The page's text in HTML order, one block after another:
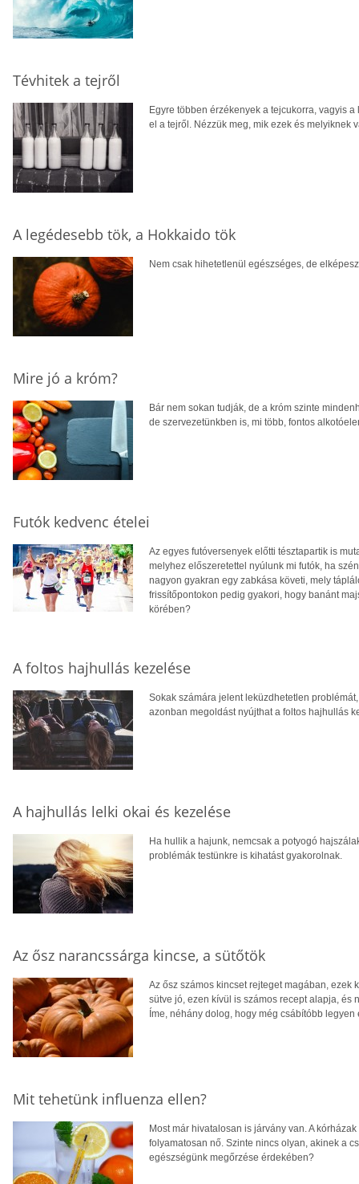
Tévhitek a tejről
Egyre többen érzékenyek a tejcukorra, vagyis
el a tejről. Nézzük meg, mik ezek és melyiknek
A legédesebb tök, a Hokkaido tök
Nem csak hihetetlenül egészséges, de
Mire jó a króm?
Bár nem sokan tudják, de a króm szinte
de szervezetünkben is, mi több, fontos
Futók kedvenc ételei
Az egyes futóversenyek előtti tésztapartik is
melyhez előszeretettel nyúlunk mi futók, ha
nagyon gyakran egy zabkása követi, mely
frissítőpontokon pedig gyakori, hogy banánt
körében?
A foltos hajhullás kezelése
Sokak számára jelent leküzdhetetlen
azonban megoldást nyújthat a foltos hajhullás
A hajhullás lelki okai és kezelése
Ha hullik a hajunk, nemcsak a potyogó
problémák testünkre is kihatást gyakorolnak.
Az ősz narancssárga kincse, a sütőtök
Az ősz számos kincset rejteget magában, ezek
sütve jó, ezen kívül is számos recept alapja, és
Íme, néhány dolog, hogy még csábítóbb legyen
Mit tehetünk influenza ellen?
Most már hivatalosan is járvány van. A
folyamatosan nő. Szinte nincs olyan, akinek a
egészségünk megőrzése érdekében?